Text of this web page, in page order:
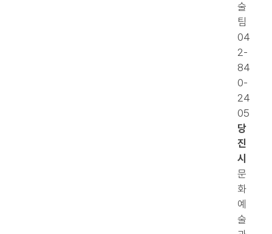
술
팀
04
2-
84
0-
24
05
당
진
시
문
화
예
술